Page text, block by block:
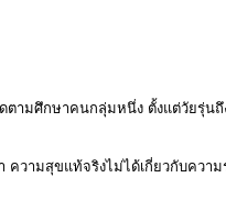
ามศึกษาคนกลุ่มหนึ่ง ตั้งแต่วัยรุ่นถึ
วามสุขแท้จริงไม่ได้เกี่ยวกับควา